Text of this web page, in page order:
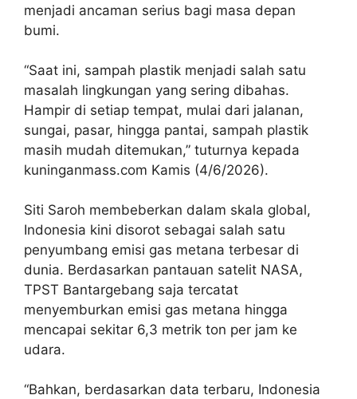
menjadi ancaman serius bagi masa depan
bumi.
“Saat ini, sampah plastik menjadi salah satu
masalah lingkungan yang sering dibahas.
Hampir di setiap tempat, mulai dari jalanan,
sungai, pasar, hingga pantai, sampah plastik
masih mudah ditemukan,” tuturnya kepada
kuninganmass.com Kamis (4/6/2026).
Siti Saroh membeberkan dalam skala global,
Indonesia kini disorot sebagai salah satu
penyumbang emisi gas metana terbesar di
dunia. Berdasarkan pantauan satelit NASA,
TPST Bantargebang saja tercatat
menyemburkan emisi gas metana hingga
mencapai sekitar 6,3 metrik ton per jam ke
udara.
“Bahkan, berdasarkan data terbaru, Indonesia